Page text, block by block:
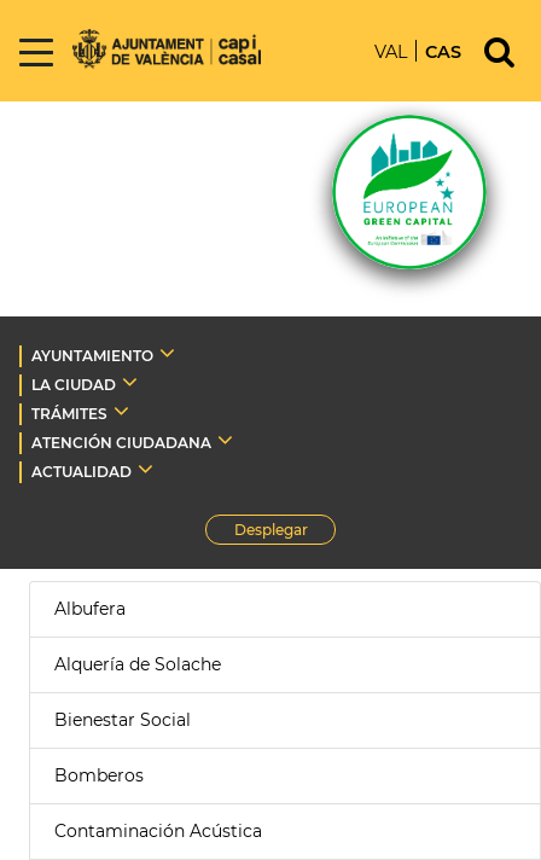
VAL CAS
AYUNTAMIENTO
LA CIUDAD
TRÁMITES
ATENCIÓN CIUDADANA
ACTUALIDAD
Desplegar
Albufera
Alquería de Solache
Bienestar Social
Bomberos
Contaminación Acústica